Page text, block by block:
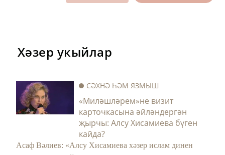
Хәзер укыйлар
СӘХНӘ ҺӘМ ЯЗМЫШ
«Миләшләрем»не визит
карточкасына әйләндергән
җырчы: Алсу Хисамиева бүген
кайда?
Асаф Вәлиев: «Алсу Хисамиева хәзер ислам динен